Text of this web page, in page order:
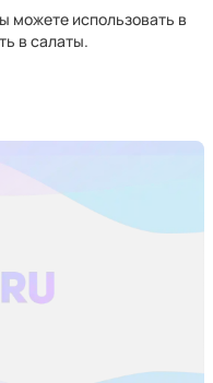
можете использовать в
в салаты.